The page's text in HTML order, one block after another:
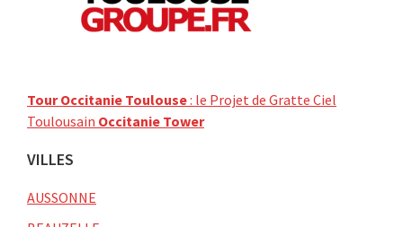
Tour Occitanie Toulouse: le Projet de Gratte Ciel
Toulousain Occitanie Tower
VILLES
AUSSONNE